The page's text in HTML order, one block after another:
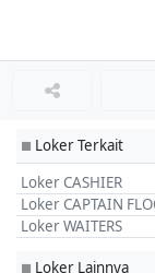
■ Loker Terkait
Loker CASHIER
Loker CAPTAIN
Loker WAITERS
■ Loker Lainnya